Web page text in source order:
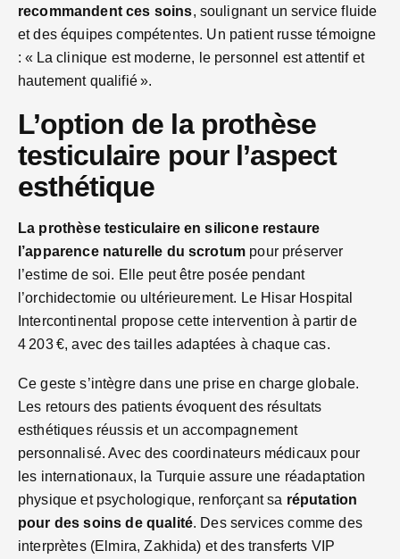
recommandent ces soins, soulignant un service fluide
et des équipes compétentes. Un patient russe témoigne
: « La clinique est moderne, le personnel est attentif et
hautement qualifié ».
L’option de la prothèse
testiculaire pour l’aspect
esthétique
La prothèse testiculaire en silicone restaure
l’apparence naturelle du scrotum pour préserver
l’estime de soi. Elle peut être posée pendant
l’orchidectomie ou ultérieurement. Le Hisar Hospital
Intercontinental propose cette intervention à partir de
4 203 €, avec des tailles adaptées à chaque cas.
Ce geste s’intègre dans une prise en charge globale.
Les retours des patients évoquent des résultats
esthétiques réussis et un accompagnement
personnalisé. Avec des coordinateurs médicaux pour
les internationaux, la Turquie assure une réadaptation
physique et psychologique, renforçant sa réputation
pour des soins de qualité. Des services comme des
interprètes (Elmira, Zakhida) et des transferts VIP